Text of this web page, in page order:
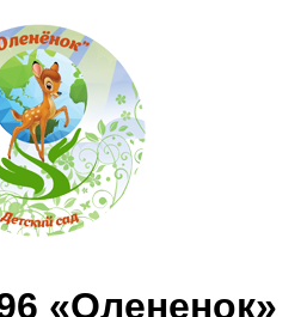
«Олененок»